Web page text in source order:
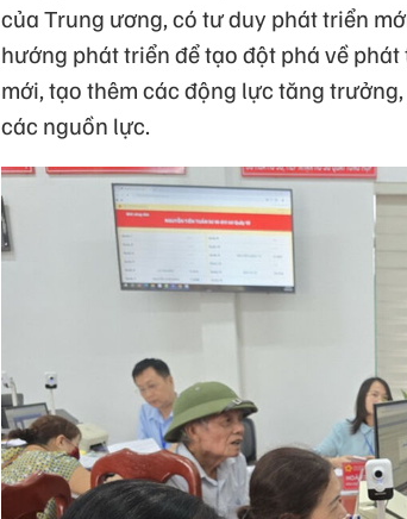
của Trung ương, có tư duy phát triển
hướng phát triển để tạo đột phá về
mới, tạo thêm các động lực tăng
các nguồn lực.